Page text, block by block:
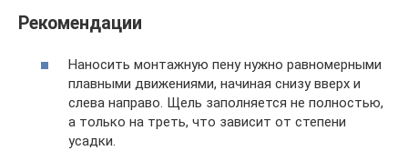
Рекомендации
Наносить монтажную пену нужно равномерными
плавными движениями, начиная снизу вверх и
слева направо. Щель заполняется не полностью,
а только на треть, что зависит от степени
усадки.